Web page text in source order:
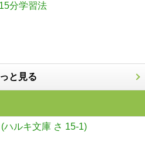
分学習法
と見る
ハルキ文庫 さ 15-1)